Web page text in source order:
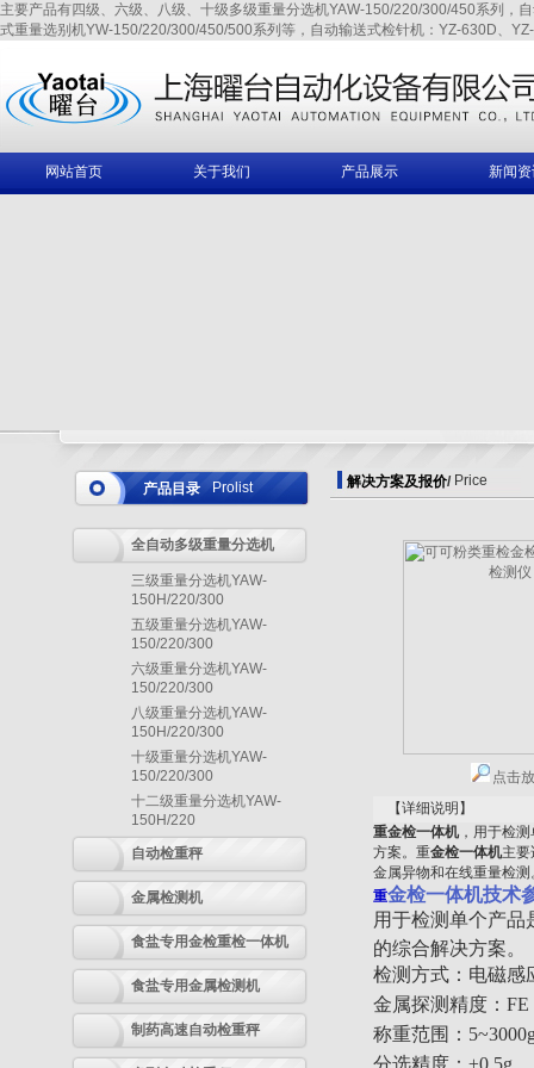
主要产品有四级、六级、八级、十级多级重量分选机YAW-150/220/300/450系列
式重量选别机YW-150/220/300/450/500系列等，自动输送式检针机：YZ-630D、
网站首页 关于我们 产品展示 新闻
产品目录 Prolist
全自动多级重量分选机
三级重量分选机YAW-
150H/220/300
五级重量分选机YAW-
150/220/300
六级重量分选机YAW-
150/220/300
八级重量分选机YAW-
150H/220/300
十级重量分选机YAW-
150/220/300
十二级重量分选机YAW-
150H/220
自动检重秤
金属检测机
食盐专用金检重检一体机
食盐专用金属检测机
制药高速自动检重秤
解决方案及报价/ Price
点击
【详细说明】
重金检一体机，用于检
方案。重金检一体机主要
金属异物和在线重量检测
重金检一体机技术
用于检测单个产
的综合解决方案。
检测方式：电磁感
金属探测精度：FE
称重范围：
分选精度：±0.5g